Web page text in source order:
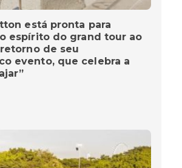
está pronta para
espírito do grand tour ao
de seu
evento, que celebra a